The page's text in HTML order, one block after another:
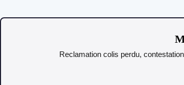
Reclamation colis perdu,